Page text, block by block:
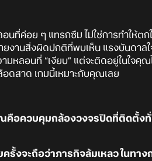
ที่ค่อย ๆ แทรกซึม ไม่ใช่การทำให้ตก
งานสิ่งผิดปกติที่พบเห็น แรงบันดาลใ
หลอนที่ “เงียบ” แต่จะติดอยู่ในใจคุ
ดสาด เกมนี้เหมาะกับคุณเลย
คือควบคุมกล้องวงจรปิดที่ติดตั้งทั่
รั้งจะถือว่าภารกิจล้มเหลว ในทา